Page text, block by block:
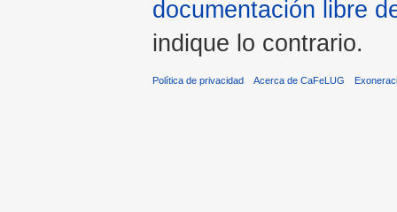
documentación libre
indique lo contrario.
Política de privacidad Acerca de CaFeLUG